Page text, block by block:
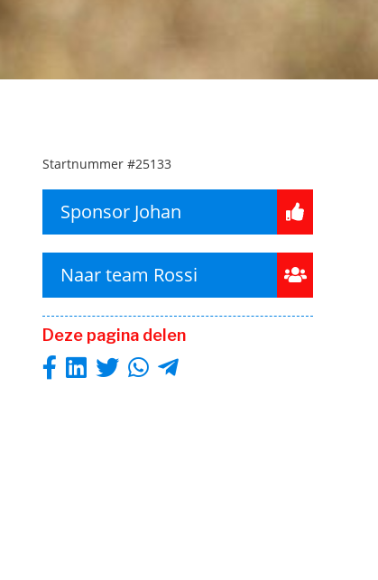
Startnummer #25133
Sponsor Johan
Naar team Rossi
Deze pagina delen